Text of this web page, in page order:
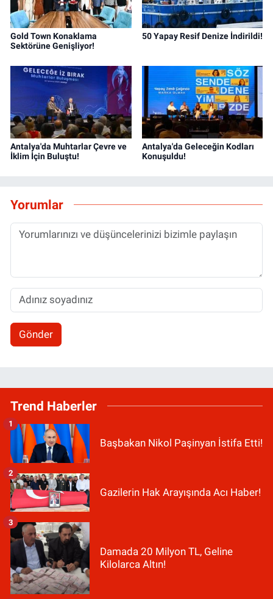
Gold Town Konaklama
Sektörüne Genişliyor!
50 Yapay Resif Denize İndirildi!
Antalya'da Muhtarlar Çevre ve
İklim İçin Buluştu!
Antalya'da Geleceğin Kodları
Konuşuldu!
Yorumlar
Gönder
Trend Haberler
Başbakan Nikol Paşinyan İstifa Etti!
1
Gazilerin Hak Arayışında Acı Haber!
2
Damada 20 Milyon TL, Geline
Kilolarca Altın!
3